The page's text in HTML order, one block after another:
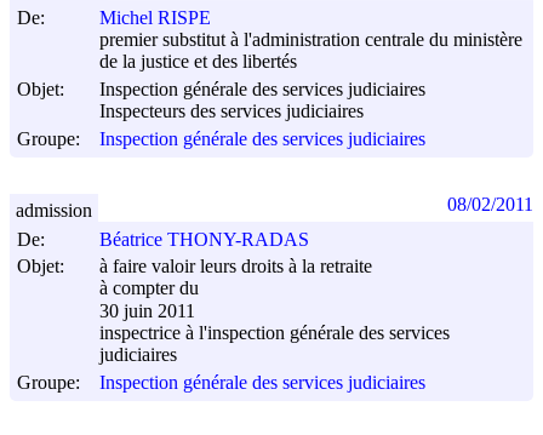
De:
Michel RISPE
premier substitut à l'administration centrale du ministère
de la justice et des libertés
Objet:
Inspection générale des services judiciaires
Inspecteurs des services judiciaires
Groupe:
Inspection générale des services judiciaires
De:
Béatrice THONY-RADAS
Objet:
à faire valoir leurs droits à la retraite
à compter du
30 juin 2011
inspectrice à l'inspection générale des services
judiciaires
Groupe:
Inspection générale des services judiciaires
admission 08/02/2011